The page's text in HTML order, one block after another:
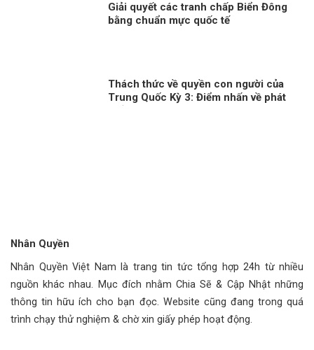
Giải quyết các tranh chấp Biển Đông
bằng chuẩn mực quốc tế
Thách thức về quyền con người của
Trung Quốc Kỳ 3: Điểm nhấn về phát
Nhân Quyền
Nhân Quyền Việt Nam là trang tin tức tổng hợp 24h từ nhiều
nguồn khác nhau. Mục đích nhằm Chia Sẽ & Cập Nhật những
thông tin hữu ích cho bạn đọc. Website cũng đang trong quá
trình chạy thử nghiệm & chờ xin giấy phép hoạt động.